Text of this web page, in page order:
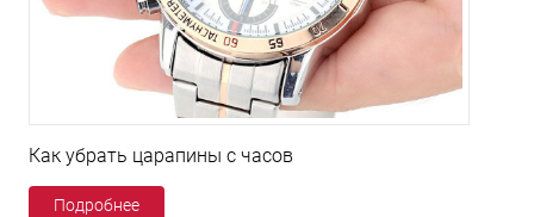
Как убрать царапины с часов
Подробнее